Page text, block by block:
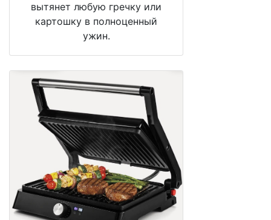
вытянет любую гречку или
картошку в полноценный
ужин.